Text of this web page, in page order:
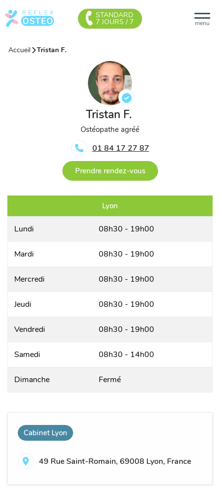
menu
STANDARD
7 JOURS / 7
Accueil Tristan F.
Tristan F.
Ostéopathe agréé
01 84 17 27 87
Prendre rendez-vous
Cabinet Lyon
49 Rue Saint-Romain, 69008 Lyon, France
Lyon
Lundi 08h30 - 19h00
Mardi 08h30 - 19h00
Mercredi 08h30 - 19h00
Jeudi 08h30 - 19h00
Vendredi 08h30 - 19h00
Samedi 08h30 - 14h00
Dimanche Fermé